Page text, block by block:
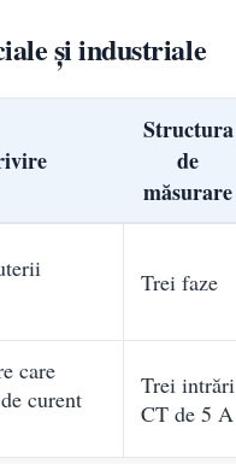
și industriale
Structura
de
măsurare
Trei faze
care
curent
Trei intrări
CT de 5 A